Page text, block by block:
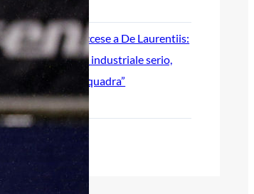
2026
Futuro Bari, Leccese a De Laurentiis:
“Serve un piano industriale serio,
una seconda squadra”
2026